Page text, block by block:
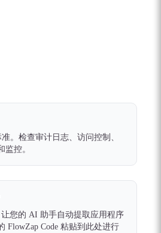
。检查审计日志、访问控制、
监控。
您的 AI 助手自动提取应用程序
FlowZap Code 粘贴到此处进行